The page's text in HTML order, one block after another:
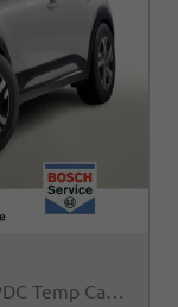
Edition WinterP SHZ LHZ Klimaaut PDC Temp CarPlay